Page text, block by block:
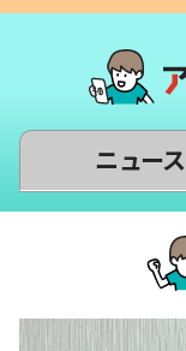
ニュース